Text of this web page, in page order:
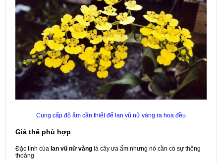
Cung cấp độ ẩm cần thiết để lan vũ nữ vàng ra hoa đều
Giá thể phù hợp
Đặc tính của lan vũ nữ vàng là cây ưa ẩm nhưng nó cần có sự thông
thoáng.